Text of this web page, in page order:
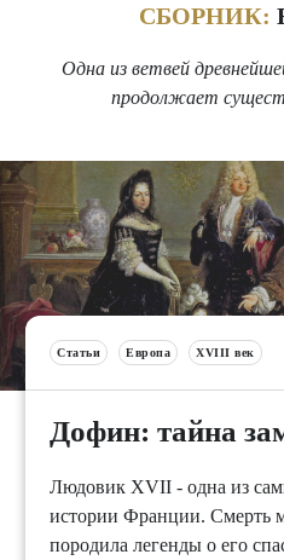
СБОРНИК:
Одна из ветвей
продолжает
Статьи Европа XVIII век
Дофин: тайна
Людовик ХVII - одна из
истории Франции. Смерть
породила легенды о его